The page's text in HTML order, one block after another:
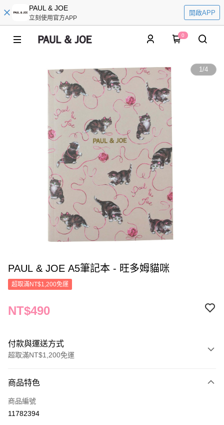
PAUL & JOE
立刻使用官方APP
開啟APP
0
1/4
PAUL & JOE A5筆記本 - 旺多姆貓咪
超取滿NT$1,200免運
NT$490
付款與運送方式
超取滿NT$1,200免運
信用卡一次付款
信用卡分期付款
商品特色
商品編號
11782394